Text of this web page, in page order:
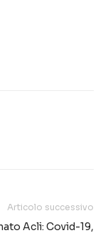
Articolo successivo
Acli: Covid-19,